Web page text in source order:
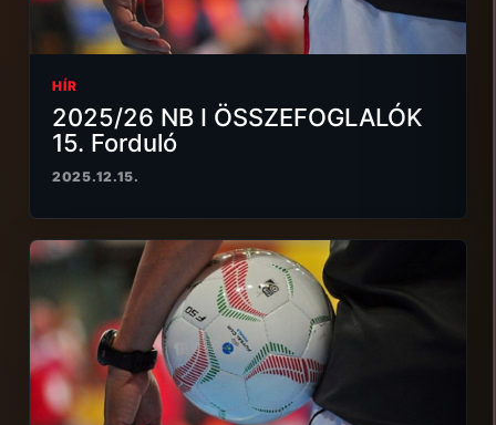
HÍR
2025/26 NB I ÖSSZEFOGLALÓK
15. Forduló
2025.12.15.